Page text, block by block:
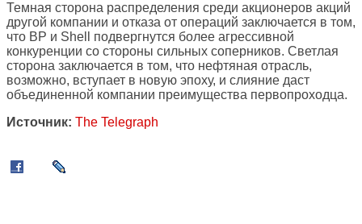
Темная сторона распределения среди акционеров акций
другой компании и отказа от операций заключается в том,
что BP и Shell подвергнутся более агрессивной
конкуренции со стороны сильных соперников. Светлая
сторона заключается в том, что нефтяная отрасль,
возможно, вступает в новую эпоху, и слияние даст
объединенной компании преимущества первопроходца.
Источник: The Telegraph